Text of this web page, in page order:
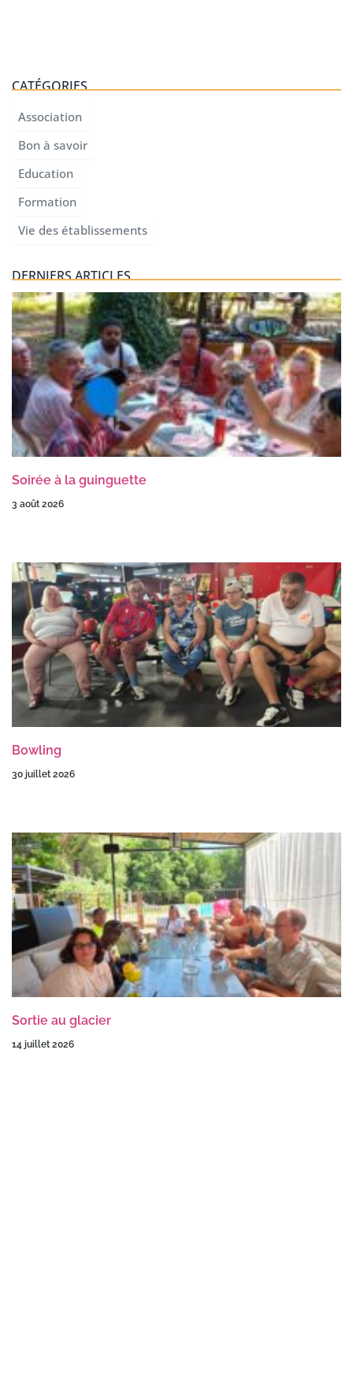
CATÉGORIES
Association
Bon à savoir
Education
Formation
Vie des établissements
DERNIERS ARTICLES
Soirée à la guinguette
3 août 2026
Bowling
30 juillet 2026
Sortie au glacier
14 juillet 2026